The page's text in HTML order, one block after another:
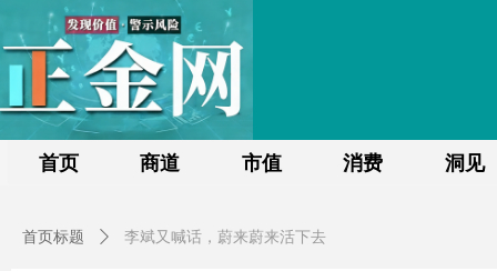
首页 商道 市值 消费 洞见
首页标题 ꄲ 李斌又喊话，蔚来蔚来活下去